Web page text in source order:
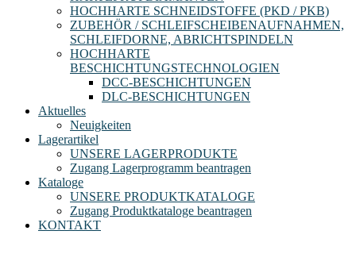
HOCHHARTE SCHNEIDSTOFFE (PKD / PKB)
ZUBEHÖR / SCHLEIFSCHEIBENAUFNAHMEN,
SCHLEIFDORNE, ABRICHTSPINDELN
HOCHHARTE
BESCHICHTUNGSTECHNOLOGIEN
DCC-BESCHICHTUNGEN
DLC-BESCHICHTUNGEN
Aktuelles
Neuigkeiten
Lagerartikel
UNSERE LAGERPRODUKTE
Zugang Lagerprogramm beantragen
Kataloge
UNSERE PRODUKTKATALOGE
Zugang Produktkataloge beantragen
KONTAKT